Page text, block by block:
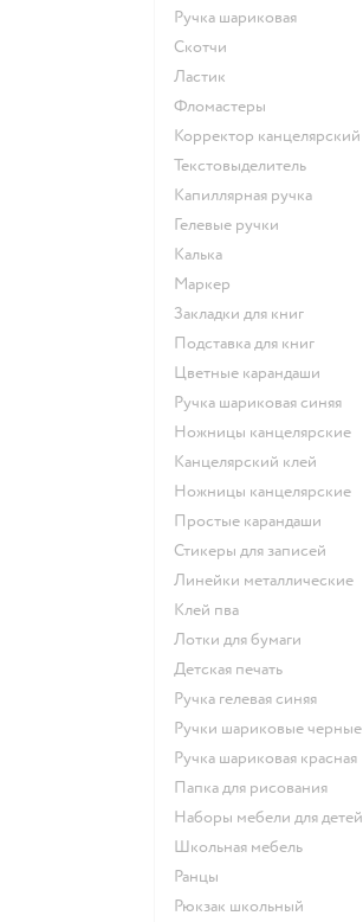
Ручка шариковая
Скотчи
Ластик
Фломастеры
Корректор канцелярский
Текстовыделитель
Капиллярная ручка
Гелевые ручки
Калька
Маркер
Закладки для книг
Подставка для книг
Цветные карандаши
Ручка шариковая синяя
Ножницы канцелярские
Канцелярский клей
Ножницы канцелярские
Простые карандаши
Стикеры для записей
Линейки металлические
Клей пва
Лотки для бумаги
Детская печать
Ручка гелевая синяя
Ручки шариковые черные
Ручка шариковая красная
Папка для рисования
Наборы мебели для детей
Школьная мебель
Ранцы
Рюкзак школьный